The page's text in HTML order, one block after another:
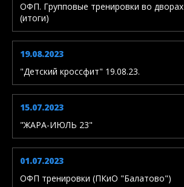
ОФП. Групповые тренировки во дворах
(итоги)
19.08.2023
"Детский кроссфит" 19.08.23.
15.07.2023
"ЖАРА-ИЮЛЬ 23"
01.07.2023
ОФП тренировки (ПКиО "Балатово")